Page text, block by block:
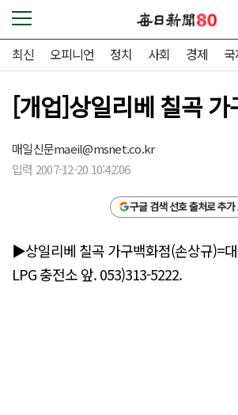
최신 오피니언 정치 사회 경제
[개업]상일리베 칠곡 가
매일신문maeil@msnet.co.kr
입력 2007-12-20 10:42:06
구글 검색 선호 출처로 추가
▶상일리베 칠곡 가구백화점(손상규)=
LPG 충전소 앞. 053)313-5222.